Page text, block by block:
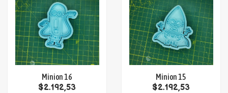
Minion 16
$2.192,53
Minion 15
$2.192,53